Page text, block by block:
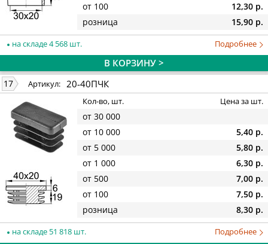
от 100
12,30 р.
розница
15,90 р.
на складе 4 568 шт. Подробнее
В КОРЗИНУ >
17 Артикул: 20-40ПЧК
Кол-во, шт. Цена за шт.
от 30 000
от 10 000
5,40 р.
от 5 000
5,80 р.
от 1 000
6,30 р.
от 500
7,00 р.
от 100
7,50 р.
розница
8,30 р.
на складе 51 818 шт. Подробнее